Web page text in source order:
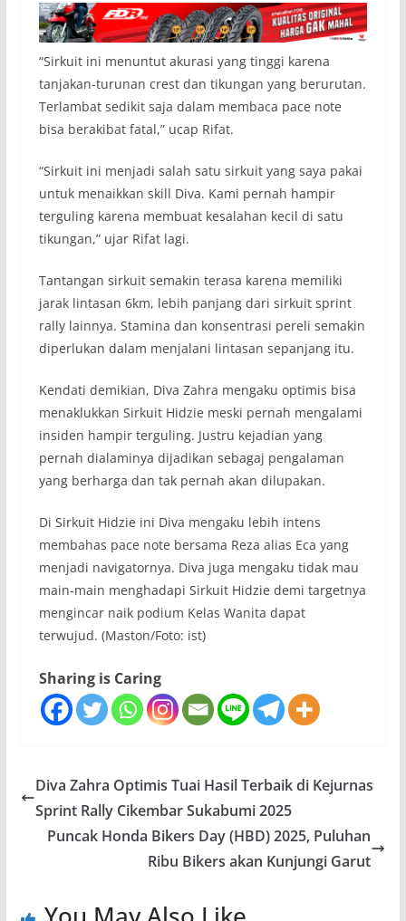
“Sirkuit ini menuntut akurasi yang tinggi karena
tanjakan-turunan crest dan tikungan yang berurutan.
Terlambat sedikit saja dalam membaca pace note
bisa berakibat fatal,” ucap Rifat.
“Sirkuit ini menjadi salah satu sirkuit yang saya pakai
untuk menaikkan skill Diva. Kami pernah hampir
terguling karena membuat kesalahan kecil di satu
tikungan,” ujar Rifat lagi.
Tantangan sirkuit semakin terasa karena memiliki
jarak lintasan 6km, lebih panjang dari sirkuit sprint
rally lainnya. Stamina dan konsentrasi pereli semakin
diperlukan dalam menjalani lintasan sepanjang itu.
Kendati demikian, Diva Zahra mengaku optimis bisa
menaklukkan Sirkuit Hidzie meski pernah mengalami
insiden hampir terguling. Justru kejadian yang
pernah dialaminya dijadikan sebagaj pengalaman
yang berharga dan tak pernah akan dilupakan.
Di Sirkuit Hidzie ini Diva mengaku lebih intens
membahas pace note bersama Reza alias Eca yang
menjadi navigatornya. Diva juga mengaku tidak mau
main-main menghadapi Sirkuit Hidzie demi targetnya
mengincar naik podium Kelas Wanita dapat
terwujud. (Maston/Foto: ist)
Sharing is Caring
Diva Zahra Optimis Tuai Hasil Terbaik di Kejurnas
Sprint Rally Cikembar Sukabumi 2025
Puncak Honda Bikers Day (HBD) 2025, Puluhan
Ribu Bikers akan Kunjungi Garut